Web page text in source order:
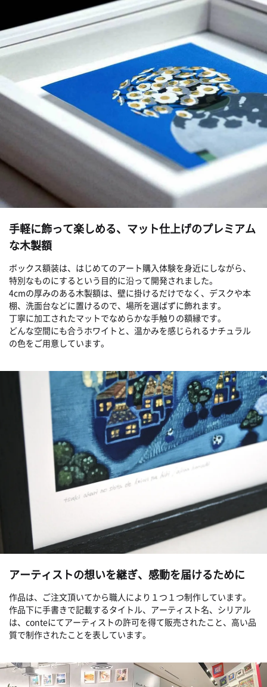
手軽に飾って楽しめる、マット仕上げのプレミアム
な木製額
ボックス額装は、はじめてのアート購入体験を身近にしながら、
特別なものにするという目的に沿って開発されました。
4cmの厚みのある木製額は、壁に掛けるだけでなく、デスクや本
棚、洗面台などに置けるので、場所を選ばずに飾れます。
丁寧に加工されたマットでなめらかな手触りの額縁です。
どんな空間にも合うホワイトと、温かみを感じられるナチュラル
の色をご用意しています。
アーティストの想いを継ぎ、感動を届けるために
作品は、ご注文頂いてから職人により１つ１つ制作しています。
作品下に手書きで記載するタイトル、アーティスト名、シリアル
は、conteにてアーティストの許可を得て販売されたこと、高い品
質で制作されたことを表しています。